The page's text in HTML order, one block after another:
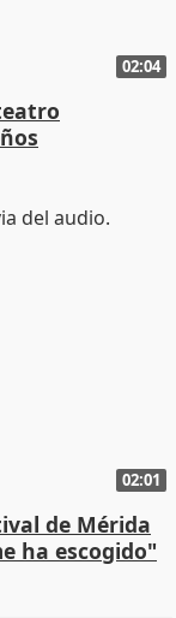
02:04
02:01
de Mérida
ha escogido"